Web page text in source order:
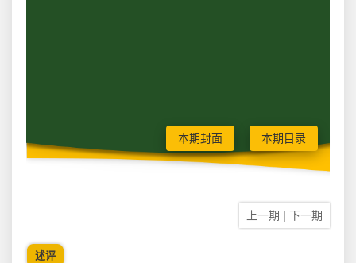
本期封面 本期目录
上一期 | 下一期
述评